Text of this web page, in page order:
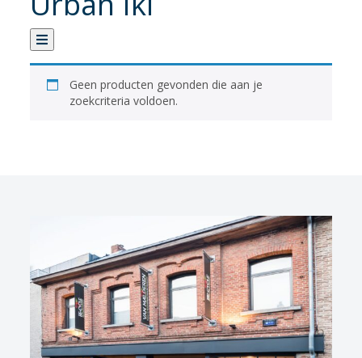
Categorie
Sportvoeding
Verlichting
Verzorging
Geen producten gevonden die aan je
zoekcriteria voldoen.